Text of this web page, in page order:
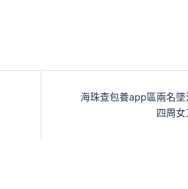
海珠查包養app區兩名
四周